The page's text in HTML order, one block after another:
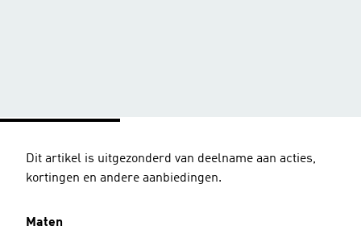
Dit artikel is uitgezonderd van deelname aan acties,
kortingen en andere aanbiedingen.
Maten